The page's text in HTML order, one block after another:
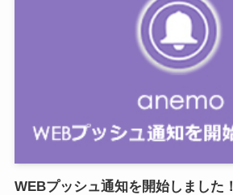
WEBプッシュ通知を開始しました！